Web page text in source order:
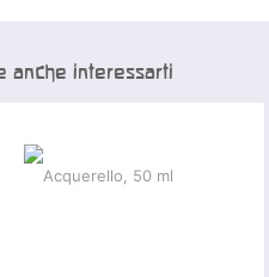
anche interessarti